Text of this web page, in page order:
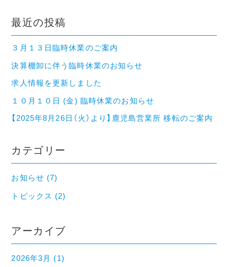
最近の投稿
３月１３日臨時休業のご案内
決算棚卸に伴う臨時休業のお知らせ
求人情報を更新しました
１０月１０日 (金) 臨時休業のお知らせ
【2025年8月26日（火）より】鹿児島営業所 移転のご案内
カテゴリー
お知らせ (7)
トピックス (2)
アーカイブ
2026年3月 (1)